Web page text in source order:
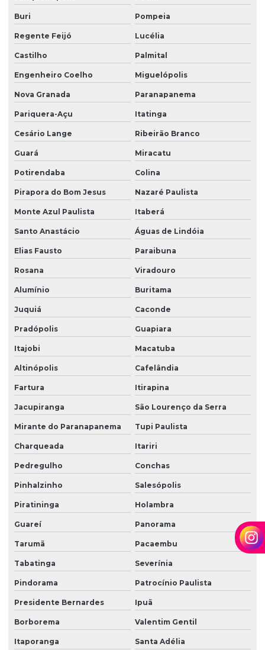
Serviço de zelador condomínio
Serviços de portaria e limpeza
Serviços de portaria e recepção
Serviços de recepção e portaria
Serviços de terceirização de recepção
Serviços de zeladoria limpeza
Serviços de zeladoria e segurança em condomínios
Sistema de portaria virtual
Soluções em facilities
Terceirização de limpeza
Terceirização de zeladoria
Terceirizada de limpeza
Torre de monitoramento
Trabalho em altura limpeza de fachada
Trabalho em altura limpeza de vidros
Zelador terceirizado
Zeladoria condominial
Zeladoria de condomínios
Zeladoria e limpeza
Buri Pompeia
Regente Feijó Lucélia
Castilho Palmital
Engenheiro Coelho Miguelópolis
Nova Granada Paranapanema
Pariquera-Açu Itatinga
Cesário Lange Ribeirão Branco
Guará Miracatu
Potirendaba Colina
Pirapora do Bom Jesus Nazaré Paulista
Monte Azul Paulista Itaberá
Santo Anastácio Águas de Lindóia
Elias Fausto Paraibuna
Rosana Viradouro
Alumínio Buritama
Juquiá Caconde
Pradópolis Guapiara
Itajobi Macatuba
Altinópolis Cafelândia
Fartura Itirapina
Jacupiranga São Lourenço da Serra
Mirante do Paranapanema Tupi Paulista
Charqueada Itariri
Pedregulho Conchas
Pinhalzinho Salesópolis
Piratininga Holambra
Guareí Panorama
Tarumã Pacaembu
Tabatinga Severínia
Pindorama Patrocínio Paulista
Presidente Bernardes Ipuã
Borborema Valentim Gentil
Itaporanga Santa Adélia